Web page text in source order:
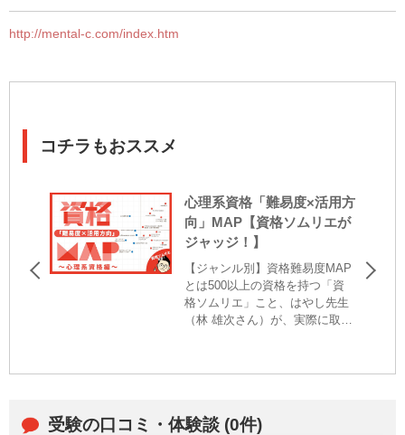
http://mental-c.com/index.htm
コチラもおススメ
心理系資格「難易度×活用方
向」MAP【資格ソムリエが
ジャッジ！】
【ジャンル別】資格難易度MAP
とは500以上の資格を持つ「資
格ソムリエ」こと、はやし先生
（林 雄次さん）が、実際に取得
度」と「活用方向」が一目で分
や、資格のレベルを知りたいと
受験の口コミ・体験談 (0件)